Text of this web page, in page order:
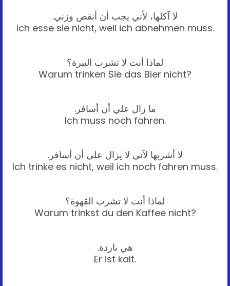
لا آكلها، لأني يجب أن أنقص وزني.
Ich esse sie nicht, weil ich abnehmen muss.
لماذا أنت لا تشرب البيرة؟
Warum trinken Sie das Bier nicht?
ما زال علي أن أسافر.
Ich muss noch fahren.
لا أشربها لآني لا يزال علي أن أسافر.
Ich trinke es nicht, weil ich noch fahren muss.
لماذا أنت لا تشرب القهوة؟
Warum trinkst du den Kaffee nicht?
هي باردة.
Er ist kalt.